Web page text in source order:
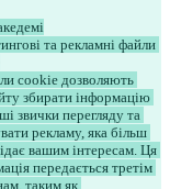
та рекламні файли
cookie дозволяють
збирати інформацію
звички перегляду та
рекламу, яка більш
вашим інтересам. Ця
передається третім
таким як